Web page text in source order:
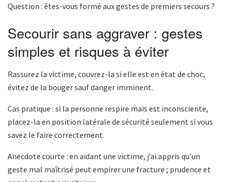
Question : êtes-vous formé aux gestes de premiers secours ?
Secourir sans aggraver : gestes
simples et risques à éviter
Rassurez la victime, couvrez-la si elle est en état de choc,
évitez de la bouger sauf danger imminent.
Cas pratique : si la personne respire mais est inconsciente,
placez-la en position latérale de sécurité seulement si vous
savez le faire correctement.
Anecdote courte : en aidant une victime, j’ai appris qu’un
geste mal maîtrisé peut empirer une fracture ; prudence et